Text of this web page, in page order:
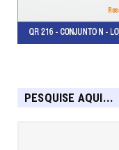
PESQUISE AQUI...